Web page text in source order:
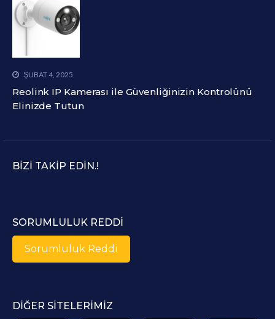
ŞUBAT 4, 2025
Reolink IP Kamerası ile Güvenliğinizin Kontrolünü
Elinizde Tutun
BIZI TAKIP EDIN.!
SORUMLULUK REDDI
Sorumluluk Reddi
DIĞER SITELERIMIZ